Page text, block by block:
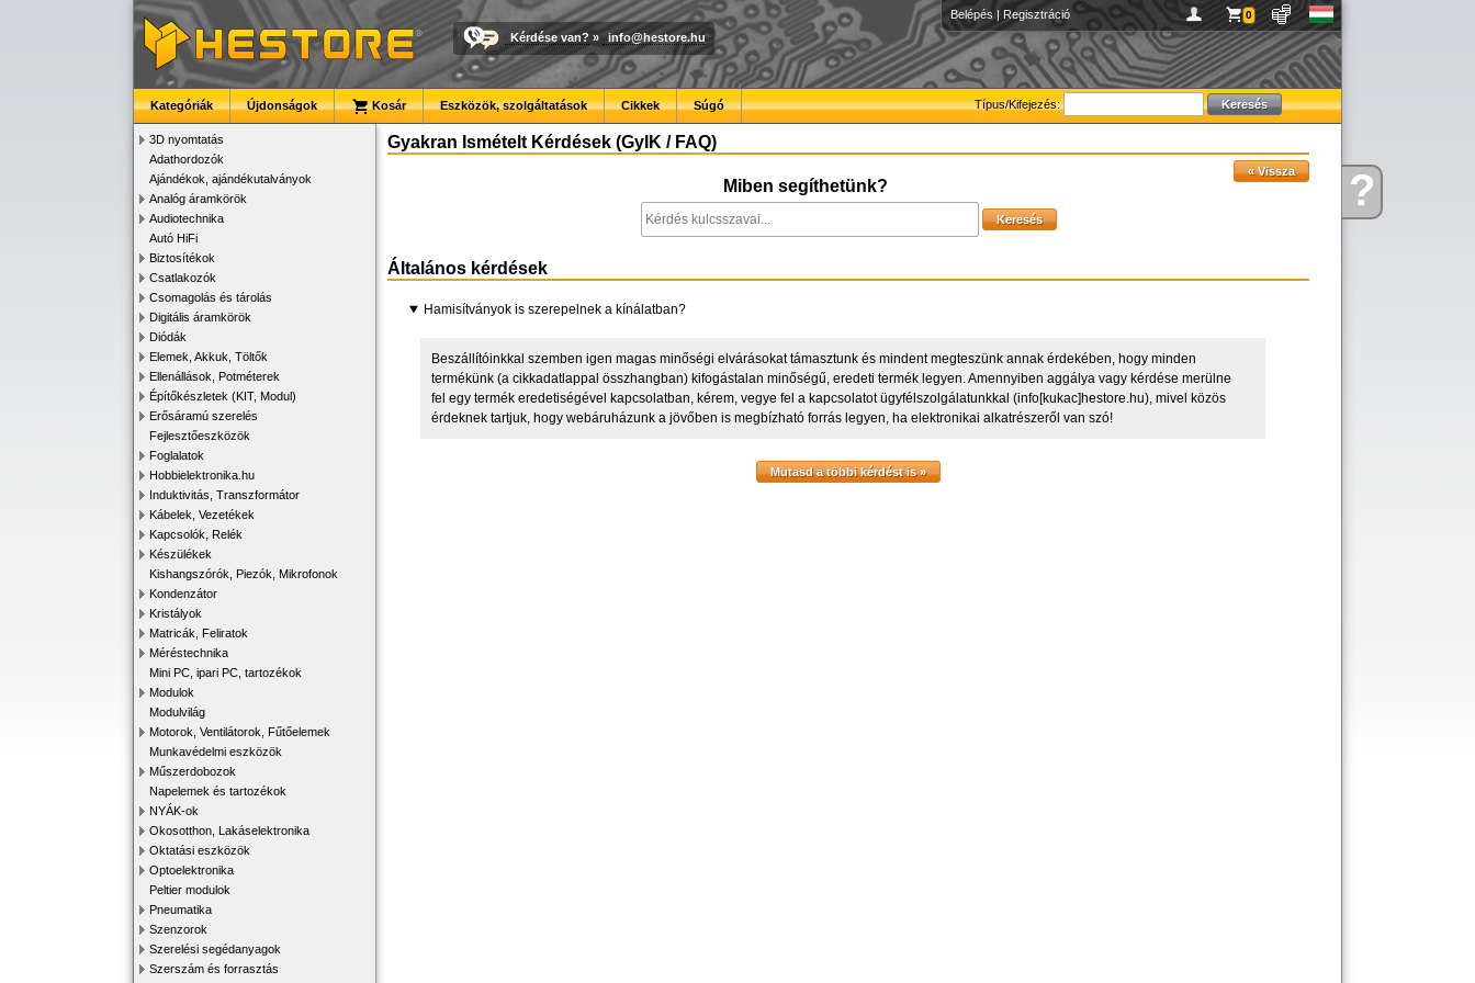
Kérdése?
Belépés | Regisztráció 0
Kérdése van? » info@hestore.hu
Típus/Kifejezés:
Kategóriák Újdonságok Kosár Eszközök, szolgáltatások Cikkek Súgó
3D nyomtatás
Adathordozók
Ajándékok, ajándékutalványok
Analóg áramkörök
Audiotechnika
Autó HiFi
Biztosítékok
Csatlakozók
Csomagolás és tárolás
Digitális áramkörök
Diódák
Elemek, Akkuk, Töltők
Ellenállások, Potméterek
Építőkészletek (KIT, Modul)
Erősáramú szerelés
Fejlesztőeszközök
Foglalatok
Hobbielektronika.hu
Induktivitás, Transzformátor
Kábelek, Vezetékek
Kapcsolók, Relék
Készülékek
Kishangszórók, Piezók, Mikrofonok
Kondenzátor
Kristályok
Matricák, Feliratok
Méréstechnika
Mini PC, ipari PC, tartozékok
Modulok
Modulvilág
Motorok, Ventilátorok, Fűtőelemek
Munkavédelmi eszközök
Műszerdobozok
Napelemek és tartozékok
NYÁK-ok
Okosotthon, Lakáselektronika
Oktatási eszközök
Optoelektronika
Peltier modulok
Pneumatika
Szenzorok
Szerelési segédanyagok
Szerszám és forrasztás
Gyakran Ismételt Kérdések (GyIK / FAQ)
Miben segíthetünk?
Általános kérdések
Hamisítványok is szerepelnek a kínálatban?
Beszállítóinkkal szemben igen magas minőségi elvárásokat támasztunk és mindent megteszünk annak érdekében, hogy minden
termékünk (a cikkadatlappal összhangban) kifogástalan minőségű, eredeti termék legyen. Amennyiben aggálya vagy kérdése merülne
fel egy termék eredetiségével kapcsolatban, kérem, vegye fel a kapcsolatot ügyfélszolgálatunkkal (info[kukac]hestore.hu), mivel közös
érdeknek tartjuk, hogy webáruházunk a jövőben is megbízható forrás legyen, ha elektronikai alkatrészeről van szó!